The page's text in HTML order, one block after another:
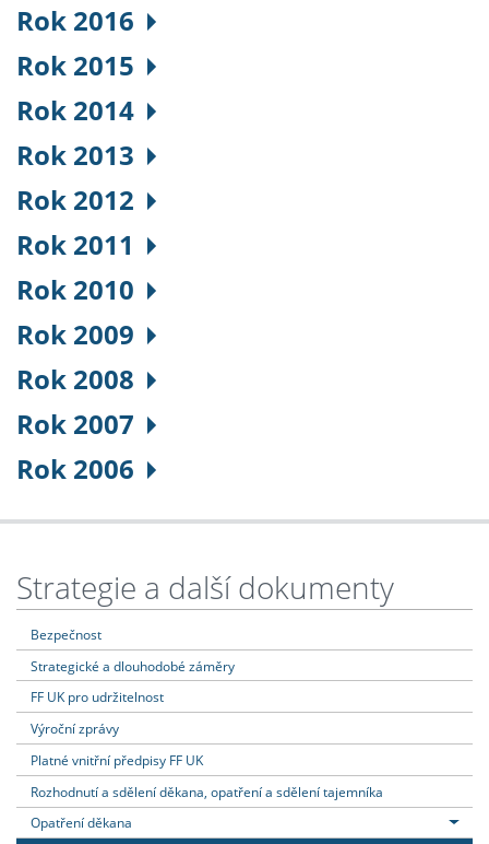
Rok 2016
Rok 2015
Rok 2014
Rok 2013
Rok 2012
Rok 2011
Rok 2010
Rok 2009
Rok 2008
Rok 2007
Rok 2006
Strategie a další dokumenty
Bezpečnost
Strategické a dlouhodobé záměry
FF UK pro udržitelnost
Výroční zprávy
Platné vnitřní předpisy FF UK
Rozhodnutí a sdělení děkana, opatření a sdělení tajemníka
Opatření děkana